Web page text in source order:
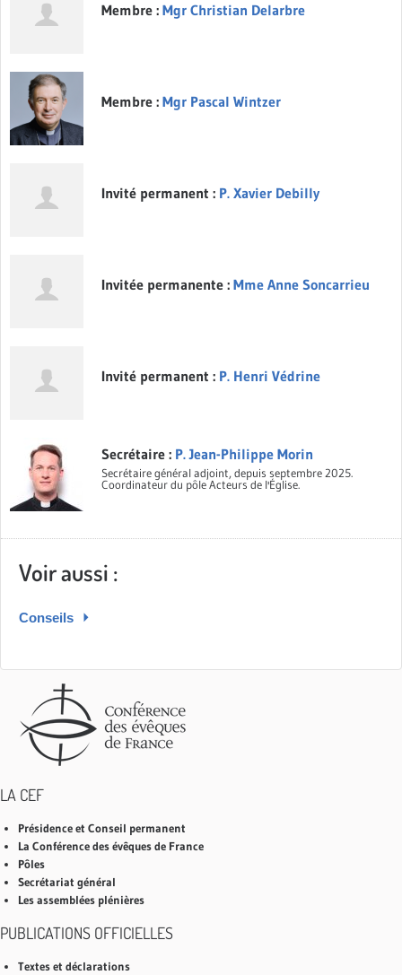
Membre : Mgr Christian Delarbre
Membre : Mgr Pascal Wintzer
Invité permanent : P. Xavier Debilly
Invitée permanente : Mme Anne Soncarrieu
Invité permanent : P. Henri Védrine
Secrétaire : P. Jean-Philippe Morin
Secrétaire général adjoint, depuis septembre 2025.
Coordinateur du pôle Acteurs de l'Église.
Voir aussi :
Conseils
LA CEF
Présidence et Conseil permanent
La Conférence des évêques de France
Pôles
Secrétariat général
Les assemblées plénières
PUBLICATIONS OFFICIELLES
Textes et déclarations